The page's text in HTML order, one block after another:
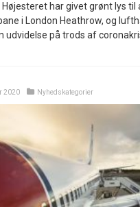
Højesteret har givet grønt lys
i London Heathrow, og
udvidelse på trods af
2020 Nyhedskategorier